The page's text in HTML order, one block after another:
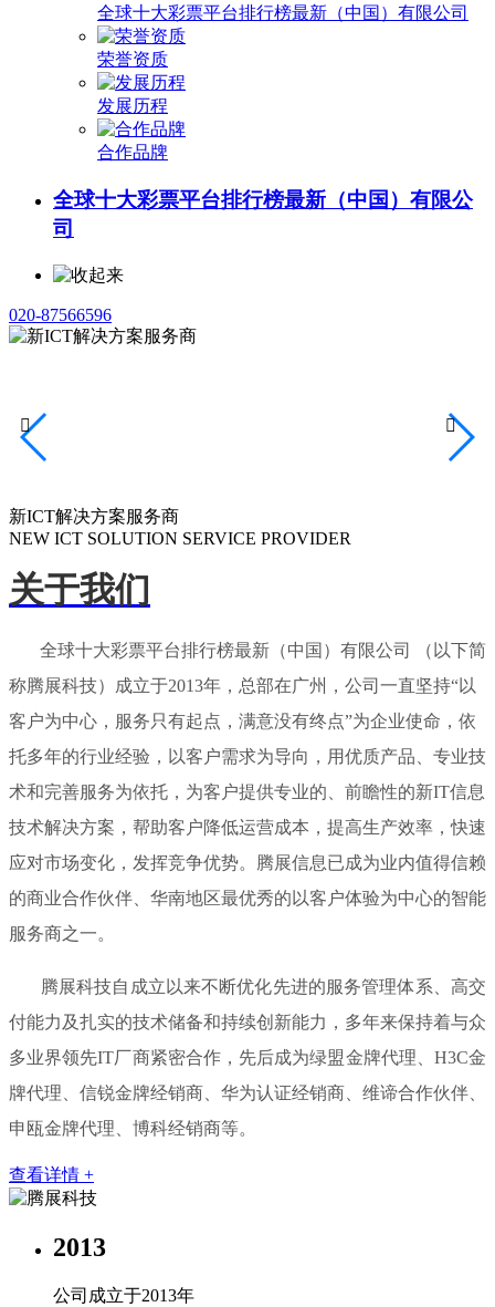
全球十大彩票平台排行榜最新（中国）有限公司
荣誉资质
发展历程
合作品牌
全球十大彩票平台排行榜最新（中国）有限公
司
020-87566596
新ICT解决方案服务商
NEW ICT SOLUTION SERVICE PROVIDER
 
关于我们
全球十大彩票平台排行榜最新（中国）有限公司 （以下简
称腾展科技）成立于2013年，总部在广州，公司一直坚持“以
客户为中心，服务只有起点，满意没有终点”为企业使命，依
托多年的行业经验，以客户需求为导向，用优质产品、专业技
术和完善服务为依托，为客户提供专业的、前瞻性的新IT信息
技术解决方案，帮助客户降低运营成本，提高生产效率，快速
应对市场变化，发挥竞争优势。腾展信息已成为业内值得信赖
的商业合作伙伴、华南地区最优秀的以客户体验为中心的智能
服务商之一。
腾展科技自成立以来不断优化先进的服务管理体系、高交
付能力及扎实的技术储备和持续创新能力，多年来保持着与众
多业界领先IT厂商紧密合作，先后成为绿盟金牌代理、H3C金
牌代理、信锐金牌经销商、华为认证经销商、维谛合作伙伴、
申瓯金牌代理、博科经销商等。
查看详情 +
2013
公司成立于2013年